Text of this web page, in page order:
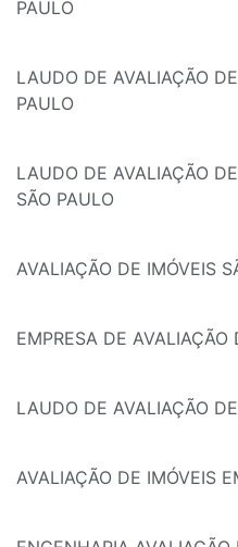
PAULO
LAUDO DE AVALIAÇÃO
PAULO
LAUDO DE AVALIAÇÃO
SÃO PAULO
AVALIAÇÃO DE IMÓVEIS
EMPRESA DE
LAUDO DE AVALIAÇÃO
AVALIAÇÃO DE IMÓVEIS